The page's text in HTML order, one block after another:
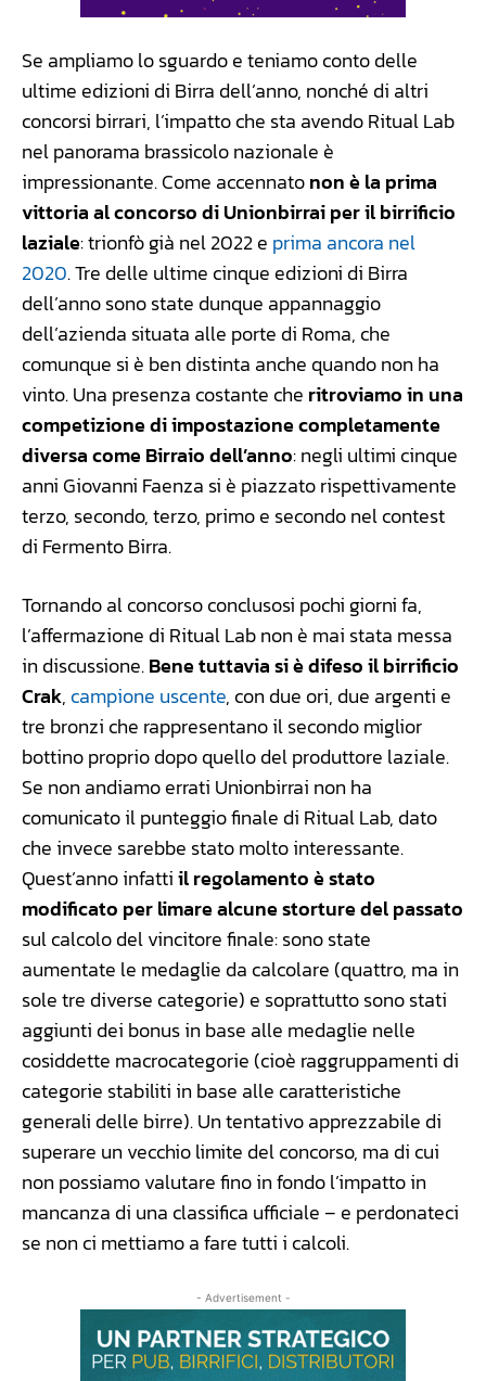
Se ampliamo lo sguardo e teniamo conto delle
ultime edizioni di Birra dell’anno, nonché di altri
concorsi birrari, l’impatto che sta avendo Ritual Lab
nel panorama brassicolo nazionale è
impressionante. Come accennatonon è la prima
vittoria al concorso di Unionbirrai per il birrificio
laziale: trionfò già nel 2022 e prima ancora nel
2020. Tre delle ultime cinque edizioni di Birra
dell’anno sono state dunque appannaggio
dell’azienda situata alle porte di Roma, che
comunque si è ben distinta anche quando non ha
vinto. Una presenza costante che ritroviamo in una
competizione di impostazione completamente
diversa come Birraio dell’anno: negli ultimi cinque
anni Giovanni Faenza si è piazzato rispettivamente
terzo, secondo, terzo, primo e secondo nel contest
di Fermento Birra.
Tornando al concorso conclusosi pochi giorni fa,
l’affermazione di Ritual Lab non è mai stata messa
in discussione.Bene tuttavia si è difeso il birrificio
Crak, campione uscente, con due ori, due argenti e
tre bronzi che rappresentano il secondo miglior
bottino proprio dopo quello del produttore laziale.
Se non andiamo errati Unionbirrai non ha
comunicato il punteggio finale di Ritual Lab, dato
che invece sarebbe stato molto interessante.
Quest’anno infattiil regolamento è stato
modificato per limare alcune storture del passato
sul calcolo del vincitore finale: sono state
aumentate le medaglie da calcolare (quattro, ma in
sole tre diverse categorie) e soprattutto sono stati
aggiunti dei bonus in base alle medaglie nelle
cosiddette macrocategorie (cioè raggruppamenti di
categorie stabiliti in base alle caratteristiche
generali delle birre). Un tentativo apprezzabile di
superare un vecchio limite del concorso, ma di cui
non possiamo valutare fino in fondo l’impatto in
mancanza di una classifica ufficiale – e perdonateci
se non ci mettiamo a fare tutti i calcoli.
- Advertisement -